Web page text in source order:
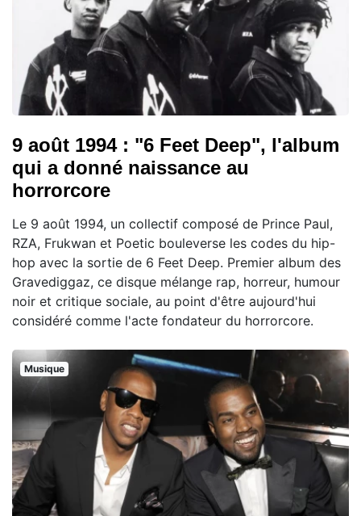
9 août 1994 : "6 Feet Deep", l'album
qui a donné naissance au
horrorcore
Le 9 août 1994, un collectif composé de Prince Paul,
RZA, Frukwan et Poetic bouleverse les codes du hip-
hop avec la sortie de 6 Feet Deep. Premier album des
Gravediggaz, ce disque mélange rap, horreur, humour
noir et critique sociale, au point d'être aujourd'hui
considéré comme l'acte fondateur du horrorcore.
Musique